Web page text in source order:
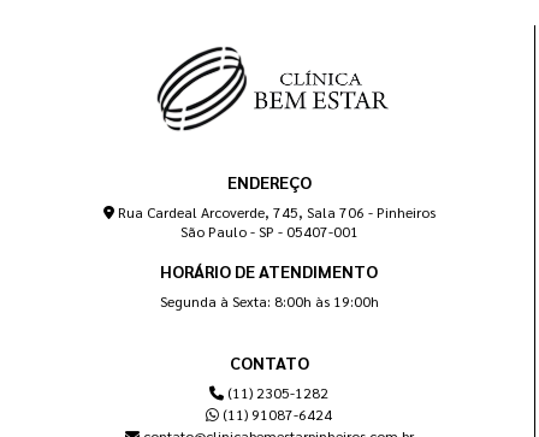
ENDEREÇO
Rua Cardeal Arcoverde, 745, Sala 706 - Pinheiros
São Paulo - SP - 05407-001
HORÁRIO DE ATENDIMENTO
Segunda à Sexta: 8:00h às 19:00h
CONTATO
(11) 2305-1282
(11) 91087-6424